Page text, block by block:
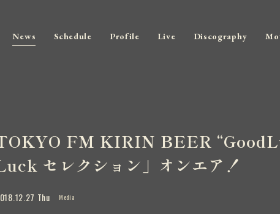
News Schedule Profile Live Discography
FM KIRIN BEER
セレクション」オンエア！
Thu Media